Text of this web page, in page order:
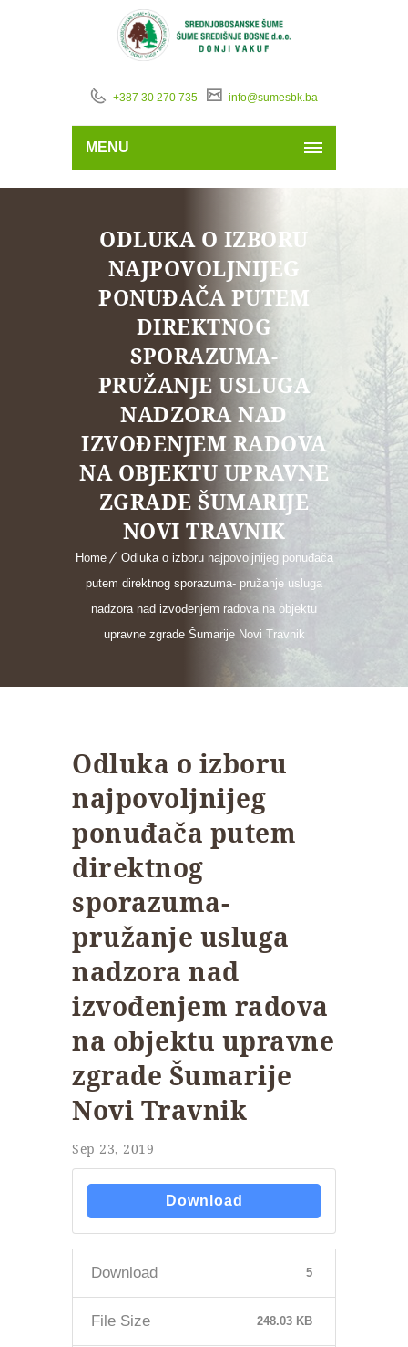
+387 30 270 735 info@sumesbk.ba
MENU
ODLUKA O IZBORU
NAJPOVOLJNIJEG
PONUĐAČA PUTEM
DIREKTNOG
SPORAZUMA-
PRUŽANJE USLUGA
NADZORA NAD
IZVOĐENJEM RADOVA
NA OBJEKTU UPRAVNE
ZGRADE ŠUMARIJE
NOVI TRAVNIK
Home
Odluka o izboru najpovoljnijeg ponuđača
putem direktnog sporazuma- pružanje usluga
nadzora nad izvođenjem radova na objektu
upravne zgrade Šumarije Novi Travnik
Odluka o izboru
najpovoljnijeg
ponuđača putem
direktnog
sporazuma-
pružanje usluga
nadzora nad
izvođenjem radova
na objektu upravne
zgrade Šumarije
Novi Travnik
Sep 23, 2019
Download
Download 5
File Size 248.03 KB